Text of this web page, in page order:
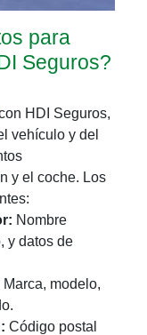
para
Seguros?
HDI Seguros,
vehículo y del
y el coche. Los
Nombre
y datos de
Marca, modelo,
Código postal